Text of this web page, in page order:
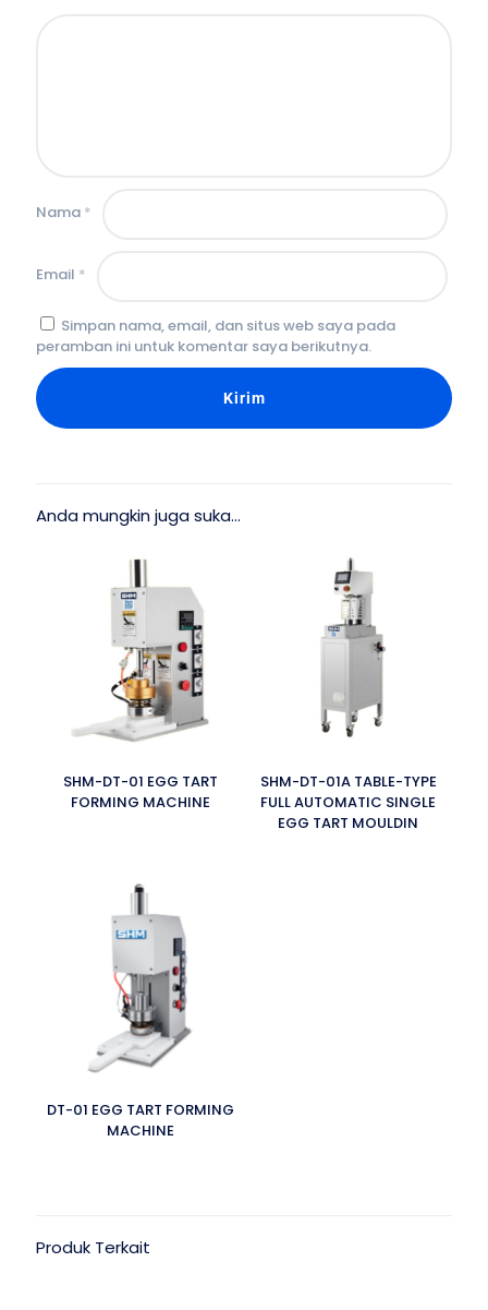
Nama *
Email *
Simpan nama, email, dan situs web saya pada
peramban ini untuk komentar saya berikutnya.
Anda mungkin juga suka…
SHM-DT-01 EGG TART
FORMING MACHINE
SHM-DT-01A TABLE-TYPE
FULL AUTOMATIC SINGLE
EGG TART MOULDIN
DT-01 EGG TART FORMING
MACHINE
Produk Terkait